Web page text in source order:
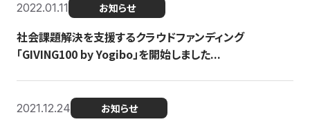
2022.01.11 お知らせ
社会課題解決を支援するクラウドファンディング
「GIVING100 by Yogibo」を開始しました...
2021.12.24 お知らせ